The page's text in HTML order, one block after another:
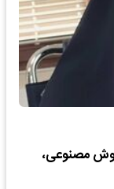
مصنوعی،